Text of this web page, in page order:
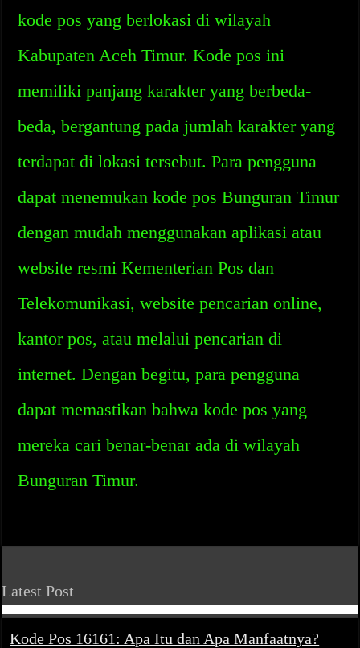
kode pos yang berlokasi di wilayah
Kabupaten Aceh Timur. Kode pos ini
memiliki panjang karakter yang berbeda-
beda, bergantung pada jumlah karakter yang
terdapat di lokasi tersebut. Para pengguna
dapat menemukan kode pos Bunguran Timur
dengan mudah menggunakan aplikasi atau
website resmi Kementerian Pos dan
Telekomunikasi, website pencarian online,
kantor pos, atau melalui pencarian di
internet. Dengan begitu, para pengguna
dapat memastikan bahwa kode pos yang
mereka cari benar-benar ada di wilayah
Bunguran Timur.
Latest Post
Kode Pos 16161: Apa Itu dan Apa Manfaatnya?